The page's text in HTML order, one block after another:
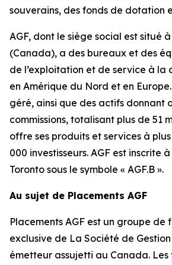
souverains, des fonds de dotation
AGF, dont le siège social est situé
(Canada), a des bureaux et des
de l’exploitation et de service à la
en Amérique du Nord et en
géré, ainsi que des actifs donnant
commissions, totalisant plus de 51
offre ses produits et services à
000 investisseurs. AGF est inscrite
Toronto sous le symbole « AGF.B ».
Au sujet de Placements AGF
Placements AGF est un groupe de
exclusive de La Société de
émetteur assujetti au Canada. Les